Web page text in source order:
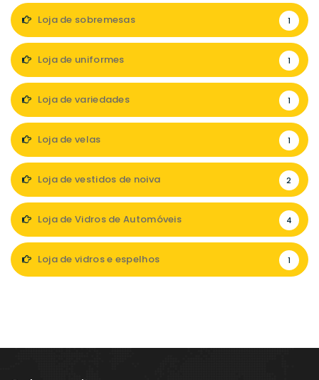
Loja de sobremesas 1
Loja de uniformes 1
Loja de variedades 1
Loja de velas 1
Loja de vestidos de noiva 2
Loja de Vidros de Automóveis 4
Loja de vidros e espelhos 1